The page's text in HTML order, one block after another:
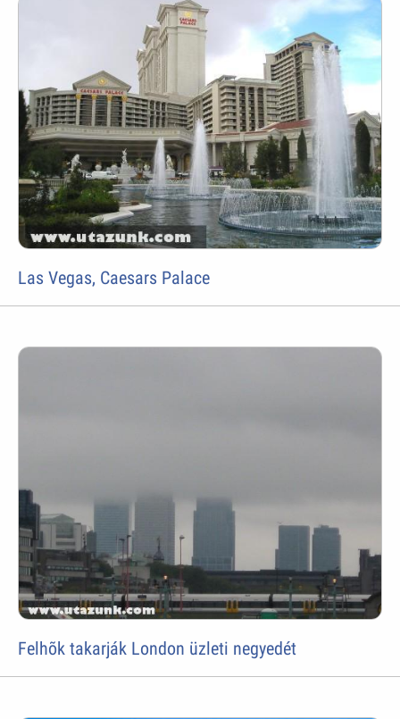
Las Vegas, Caesars Palace
Felhõk takarják London üzleti negyedét